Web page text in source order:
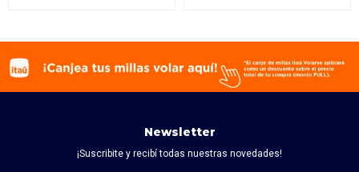
Newsletter
¡Suscribite y recibí todas nuestras novedades!